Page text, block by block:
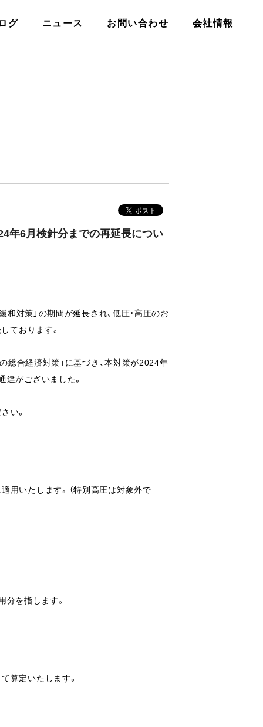
グ ニュース お問い合わせ 会社情報
年6月検針分までの再延長につい
和対策」の期間が延長され、低圧・高圧のお
ております。
総合経済対策」に基づき、本対策が2024年
達がございました。
い。
用いたします。（特別高圧は対象外で
分を指します。
算定いたします。